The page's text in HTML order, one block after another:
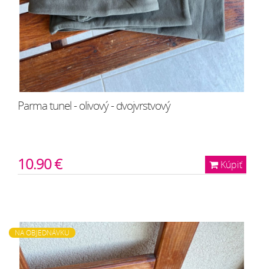
Parma tunel - olivový - dvojvrstvový
Kúpiť
10.90 €
NA OBJEDNÁVKU